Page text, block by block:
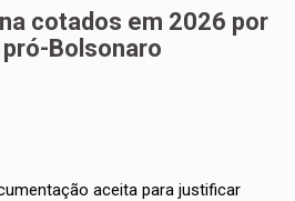
cotados em 2026 por
Bolsonaro